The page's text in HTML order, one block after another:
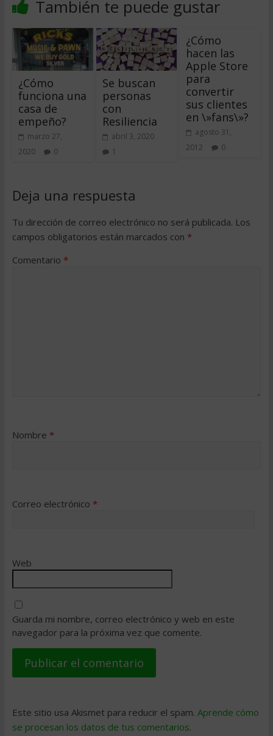
También te puede gustar
¿Cómo
funciona una
casa de
empeño?
marzo 27,
2020
0
Se buscan
personas
con
Resiliencia
abril 3, 2020
1
¿Cómo
hacen las
Apple Store
para
convertir
sus clientes
en \»fans\»?
agosto 31,
2012
0
Deja una respuesta
Tu dirección de correo electrónico no será publicada. Los
campos obligatorios están marcados con *
Comentario *
Nombre *
Correo electrónico *
Web
Guarda mi nombre, correo electrónico y web en este
navegador para la próxima vez que comente.
Este sitio usa Akismet para reducir el spam. Aprende cómo
se procesan los datos de tus comentarios.